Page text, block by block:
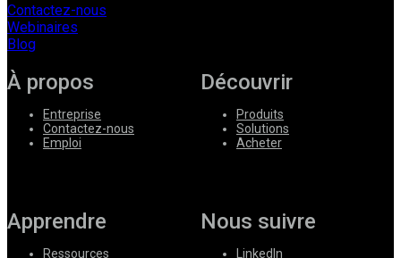
Contactez-nous
Webinaires
Blog
À propos
Entreprise
Contactez-nous
Emploi
Découvrir
Produits
Solutions
Acheter
Apprendre
Ressources
Nous suivre
LinkedIn